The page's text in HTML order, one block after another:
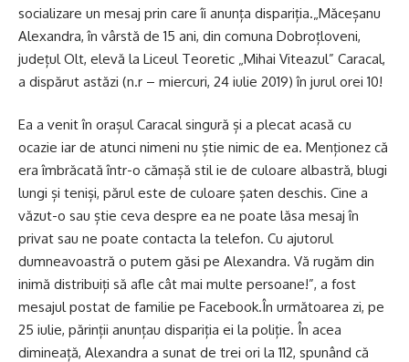
socializare un mesaj prin care îi anunța dispariția.„Măceșanu
Alexandra, în vârstă de 15 ani, din comuna Dobroțloveni,
județul Olt, elevă la Liceul Teoretic „Mihai Viteazul” Caracal,
a dispărut astăzi (n.r – miercuri, 24 iulie 2019) în jurul orei 10!
Ea a venit în orașul Caracal singură și a plecat acasă cu
ocazie iar de atunci nimeni nu știe nimic de ea. Menționez că
era îmbrăcată într-o cămașă stil ie de culoare albastră, blugi
lungi și teniși, părul este de culoare șaten deschis. Cine a
văzut-o sau știe ceva despre ea ne poate lăsa mesaj în
privat sau ne poate contacta la telefon. Cu ajutorul
dumneavoastră o putem găsi pe Alexandra. Vă rugăm din
inimă distribuiți să afle cât mai multe persoane!”, a fost
mesajul postat de familie pe Facebook.În următoarea zi, pe
25 iulie, părinții anunțau dispariția ei la poliție. În acea
dimineață, Alexandra a sunat de trei ori la 112, spunând că